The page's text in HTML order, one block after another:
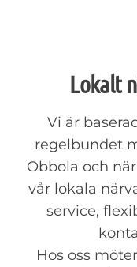
Lokalt
Vi är
regelbundet
Obbola och
vår lokala
service,
Hos oss